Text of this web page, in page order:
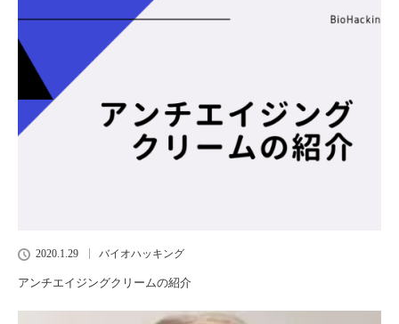
2020.1.29 バイオハッキング
アンチエイジングクリームの紹介